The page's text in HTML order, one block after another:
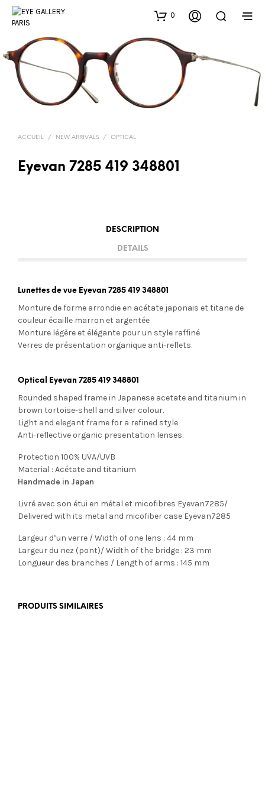
0
ACCUEIL / NEW ARRIVALS / OPTICAL
Eyevan 7285 419 348801
DESCRIPTION
DETAILS
Lunettes de vue Eyevan 7285 419 348801
Monture de forme arrondie en acétate japonais et titane de
couleur écaille marron et argentée
Monture légère et élégante pour un style raffiné
Verres de présentation organique anti-reflets.
Optical Eyevan 7285 419 348801
Rounded shaped frame in Japanese acetate and titanium in
brown tortoise-shell and silver colour.
Light and elegant frame for a refined style
Anti-reflective organic presentation lenses.
Protection 100% UVA/UVB
Material : Acétate and titanium
Handmade in Japan
Livré avec son étui en métal et micofibres Eyevan7285/
Delivered with its metal and micofiber case Eyevan7285
Largeur d’un verre / Width of one lens : 44 mm
Largeur du nez (pont)/ Width of the bridge : 23 mm
Longueur des branches / Length of arms : 145 mm
PRODUITS SIMILAIRES